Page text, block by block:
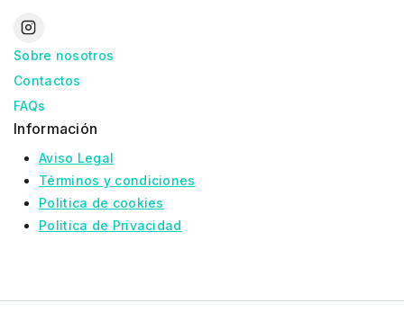
Sobre nosotros
Contactos
FAQs
Información
Aviso Legal
Términos y condiciones
Politica de cookies
Politica de Privacidad